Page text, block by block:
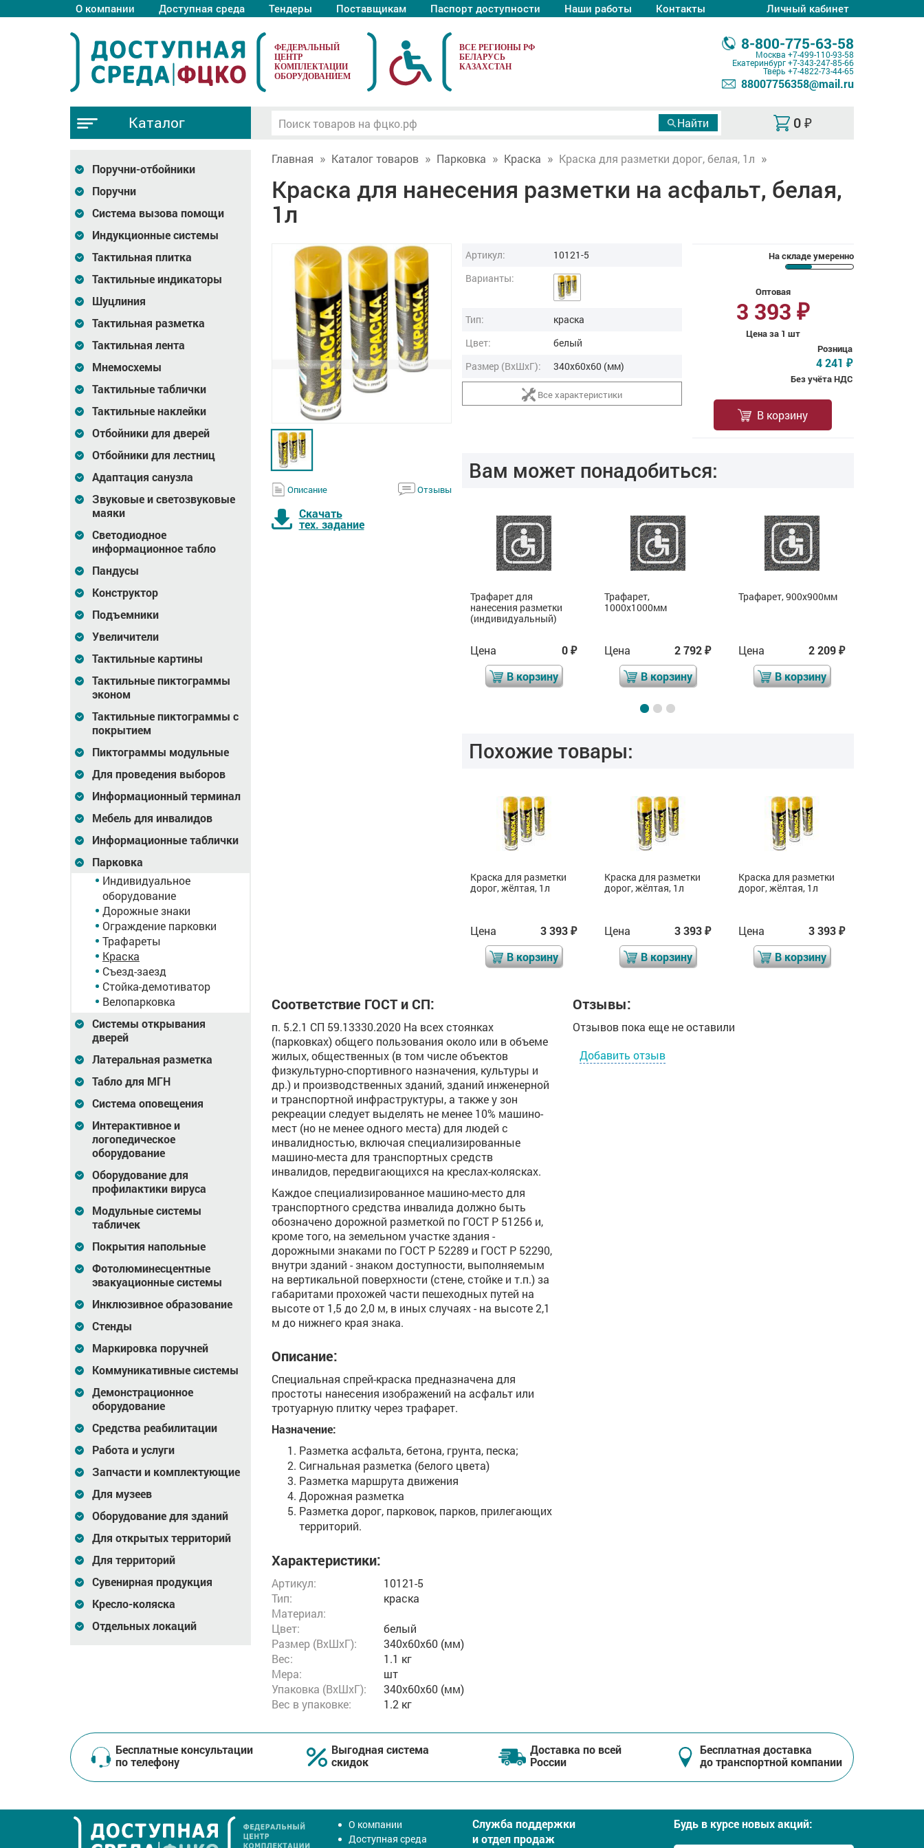
О компании Доступная среда Тендеры Поставщикам Паспорт доступности Наши работы Контакты Личный кабинет
ФЕДЕРАЛЬНЫЙ
ЦЕНТР
КОМПЛЕКТАЦИИ
ОБОРУДОВАНИЕМ
8-800-775-63-58
Москва +7-499-110-93-58
Екатеринбург+7-343-247-85-66
Тверь +7-4822-73-44-65
88007756358@mail.ru
0 ₽
Каталог
Поручни-отбойники
Поручни
Система вызова помощи
Индукционные системы
Тактильная плитка
Тактильные индикаторы
Шуцлиния
Тактильная разметка
Тактильная лента
Мнемосхемы
Тактильные таблички
Тактильные наклейки
Отбойники для дверей
Отбойники для лестниц
Адаптация санузла
Звуковые и светозвуковые
маяки
Светодиодное
информационное табло
Пандусы
Конструктор
Подъемники
Увеличители
Тактильные картины
Тактильные пиктограммы
эконом
Тактильные пиктограммы с
покрытием
Пиктограммы модульные
Для проведения выборов
Информационный терминал
Мебель для инвалидов
Информационные таблички
Парковка
Индивидуальное
оборудование
Дорожные знаки
Ограждение парковки
Трафареты
Краска
Съезд-заезд
Стойка-демотиватор
Велопарковка
Системы открывания
дверей
Латеральная разметка
Табло для МГН
Система оповещения
Интерактивное и
логопедическое
оборудование
Оборудование для
профилактики вируса
Модульные системы
табличек
Покрытия напольные
Фотолюминесцентные
эвакуационные системы
Инклюзивное образование
Стенды
Маркировка поручней
Коммуникативные системы
Демонстрационное
оборудование
Средства реабилитации
Работа и услуги
Запчасти и комплектующие
Для музеев
Оборудование для зданий
Для открытых территорий
Для территорий
Сувенирная продукция
Кресло-коляска
Отдельных локаций
Главная Каталог товаров Парковка Краска Краска для разметки дорог, белая, 1л
Краска для нанесения разметки на асфальт, белая,
1л
Описание Отзывы
Скачать
тех. задание
На складе умеренно
Оптовая
3 393 ₽
Цена за 1 шт
Розница
4 241 ₽
Без учёта НДС
В корзину
Артикул:
10121-5
Варианты:
Тип:
краска
Цвет:
белый
Размер (ВxШxГ):
340x60x60 (мм)
Все характеристики
Вам может понадобиться:
Трафарет, 800х1600мм
В корзину
Трафарет для
нанесения разметки
(индивидуальный)
Цена 0₽
В корзину
Трафарет,
1000х1000мм
Цена 2 792₽
В корзину
Трафарет, 900х900мм
Цена 2 209₽
В корзину
Похожие товары:
Краска для разметки
дорог, жёлтая, 1л
3 393 ₽
В корзину
Цена
Краска для разметки
дорог, жёлтая, 1л
Цена 3 393₽
В корзину
Краска для разметки
дорог, жёлтая, 1л
Цена 3 393₽
В корзину
Краска для разметки
дорог, жёлтая, 1л
Цена 3 393₽
В корзину
Соответствие ГОСТ и СП:
п. 5.2.1 СП 59.13330.2020 На всех стоянках
(парковках) общего пользования около или в объеме
жилых, общественных (в том числе объектов
физкультурно-спортивного назначения, культуры и
др.) и производственных зданий, зданий инженерной
и транспортной инфраструктуры, а также у зон
рекреации следует выделять не менее 10% машино-
мест (но не менее одного места) для людей с
инвалидностью, включая специализированные
машино-места для транспортных средств
инвалидов, передвигающихся на креслах-колясках.
Каждое специализированное машино-место для
транспортного средства инвалида должно быть
обозначено дорожной разметкой по ГОСТ Р 51256 и,
кроме того, на земельном участке здания -
дорожными знаками по ГОСТ Р 52289 и ГОСТ Р 52290,
внутри зданий - знаком доступности, выполняемым
на вертикальной поверхности (стене, стойке и т.п.) за
габаритами прохожей части пешеходных путей на
высоте от 1,5 до 2,0 м, в иных случаях - на высоте 2,1
м до нижнего края знака.
Описание:
Специальная спрей-краска предназначена для
простоты нанесения изображений на асфальт или
тротуарную плитку через трафарет.
Назначение:
Разметка асфальта, бетона, грунта, песка;
Сигнальная разметка (белого цвета)
Разметка маршрута движения
Дорожная разметка
Разметка дорог, парковок, парков, прилегающих
территорий.
Характеристики:
Артикул:
10121-5
Тип:
краска
Материал:
Цвет:
белый
Размер (ВxШxГ):
340x60x60 (мм)
Вес:
1.1 кг
Мера:
шт
Упаковка (ВхШхГ):
340x60x60 (мм)
Вес в упаковке:
1.2 кг
Отзывы:
Отзывов пока еще не оставили
Добавить отзыв
Бесплатные консультации
по телефону
Выгодная система
скидок
Доставка по всей
России
Бесплатная доставка
до транспортной компании
О компании
Доступная среда
Служба поддержки
и отдел продаж
Будь в курсе новых акций: